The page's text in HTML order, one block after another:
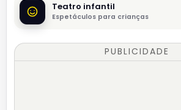
Teatro infantil
Espetáculos para crianças
PUBLICIDADE